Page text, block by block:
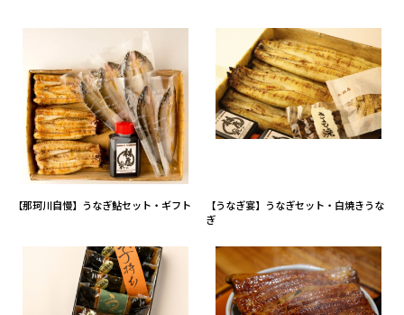
【那珂川自慢】うなぎ鮎セット・ギフト
【うなぎ宴】うなぎセット・白焼きうな
ぎ